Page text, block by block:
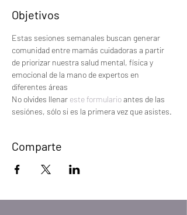
Objetivos
Estas sesiones semanales buscan generar
comunidad entre mamás cuidadoras a partir
de priorizar nuestra salud mental, física y
emocional de la mano de expertos en
diferentes áreas
No olvides llenar este formulario antes de las
sesiónes, sólo si es la primera vez que asistes.
Comparte